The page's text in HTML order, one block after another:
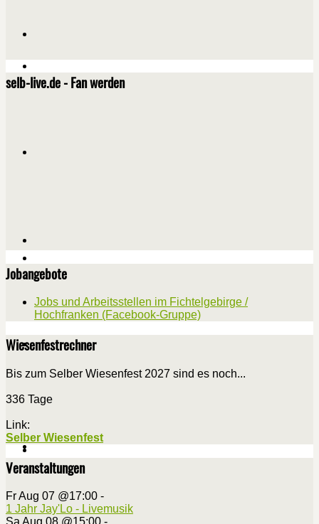
selb-live.de - Fan werden
Jobangebote
Jobs und Arbeitsstellen im Fichtelgebirge /
Hochfranken (Facebook-Gruppe)
Wiesenfestrechner
Bis zum Selber Wiesenfest 2027 sind es noch...
336 Tage
Link:
Selber Wiesenfest
Veranstaltungen
Fr Aug 07 @17:00 -
1 Jahr Jay'Lo - Livemusik